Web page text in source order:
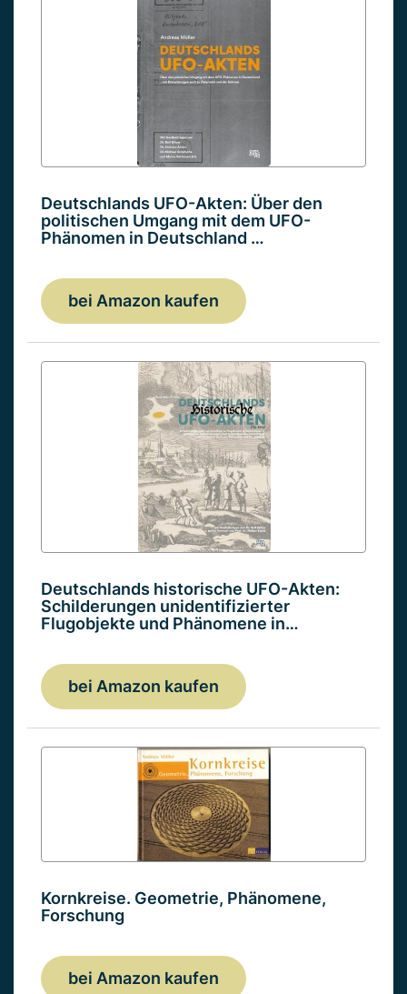
Deutschlands UFO-Akten: Über den
politischen Umgang mit dem UFO-
Phänomen in Deutschland …
bei Amazon kaufen
Deutschlands historische UFO-Akten:
Schilderungen unidentifizierter
Flugobjekte und Phänomene in…
bei Amazon kaufen
Kornkreise. Geometrie, Phänomene,
Forschung
bei Amazon kaufen